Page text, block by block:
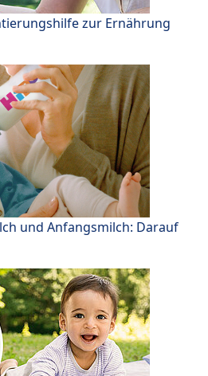
zur Ernährung
und Anfangsmilch: Darauf